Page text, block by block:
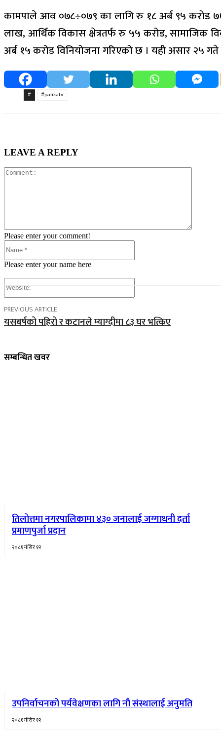
कामपाले आव ०७८÷०७९ का लागि रु १८ अर्ब ९५ करोड
लाख, आर्थिक विकास क्षेत्रतर्फ रु ५५ करोड, सामाजिक
अर्ब १५ करोड विनियोजना गरिएको छ । यही असार २५
# #palikatv
LEAVE A REPLY
Please enter your comment!
Please enter your name here
PREVIOUS ARTICLE
यसबर्षको पहिरो र कटानले म्याग्दीमा ८३ घर भत्किए
सम्बन्धित खवर
तिलोत्तमा नगरपालिकामा ४३० जनालाई जग्गाधनी दर्ता
प्रमाणपुर्जा प्रदान
२०८१ मंसिर १२
उपनिर्वाचनको पर्यवेक्षणका लागि नौ संस्थालाई अनुमति
२०८१ मंसिर १२